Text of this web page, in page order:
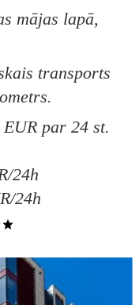
mājas lapā,
transports
par 24 st.
24h
24h